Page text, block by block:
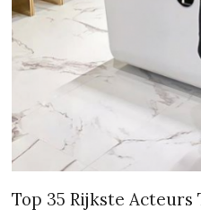
Top 35 Rijkste Acteurs